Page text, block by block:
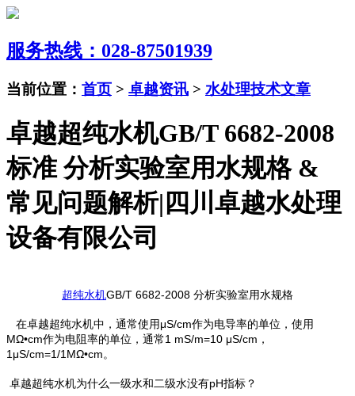
服务热线：028-87501939
当前位置： 首页 > 卓越资讯 > 水处理技术文章
卓越超纯水机GB/T 6682-2008
标准 分析实验室用水规格 &
常见问题解析|四川卓越水处理
设备有限公司
超纯水机GB/T 6682-2008 分析实验室用水规格
在卓越超纯水机中，通常使用μS/cm作为电导率的单位，使用
MΩ•cm作为电阻率的单位，通常1 mS/m=10 μS/cm，
1μS/cm=1/1MΩ•cm。
卓越超纯水机为什么一级水和二级水没有pH指标？